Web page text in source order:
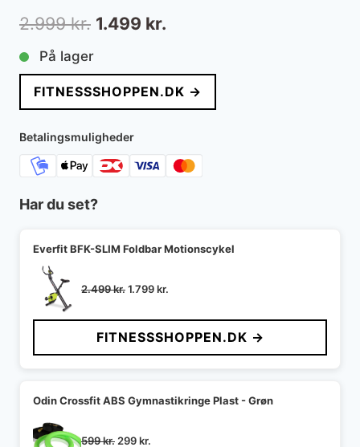
2.999kr. Den
pris
var:
2.999 kr..
1.499 kr.
pris
er:
På lager
FITNESSSHOPPEN.DK →
Betalingsmuligheder
Har du set?
Everfit BFK-SLIM Foldbar Motionscykel
2.499kr.Den
pris
var:
2.499 kr..
1.799kr.
pris
er:
1.799 kr..
FITNESSSHOPPEN.DK →
Odin Crossfit ABS Gymnastikringe Plast - Grøn
599kr. Den
299kr.